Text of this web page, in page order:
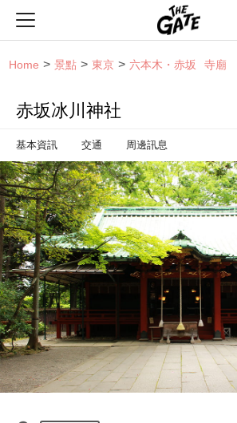
Home 景點 東京 六本木・赤坂 寺廟
赤坂冰川神社
基本資訊 交通 周邊訊息